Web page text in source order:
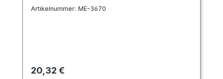
Artikelnummer: ME-3670
Regulärer Preis:
20,32 €